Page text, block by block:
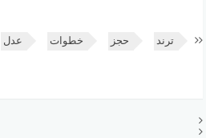
ترند حجز خطوات عدل